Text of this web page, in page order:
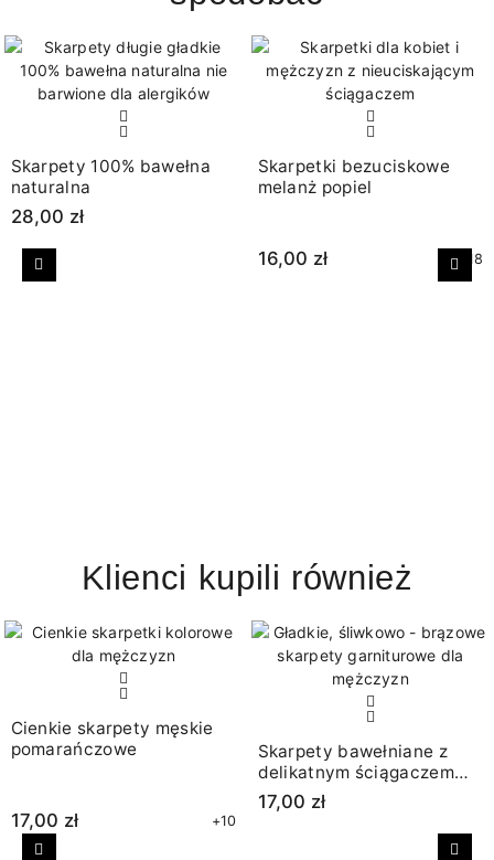
Skarpety 100% bawełna
naturalna
28,00 zł
Skarpetki bezuciskowe
melanż popiel
16,00 zł +18
Poprzedni
Klienci kupili również
Cienkie skarpety męskie
pomarańczowe
17,00 zł +10
Skarpety bawełniane z
delikatnym ściągaczem
śliwkowy brąz
17,00 zł